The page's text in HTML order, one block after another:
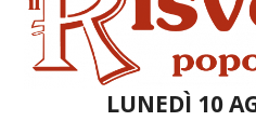
LUNEDÌ 10